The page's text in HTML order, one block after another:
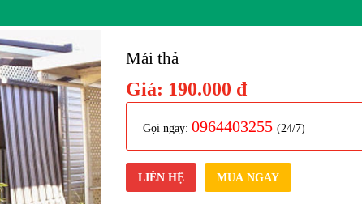
Mái thả
Giá: 190.000 đ
Gọi ngay: 0964403255 (24/7)
LIÊN HỆ MUA NGAY